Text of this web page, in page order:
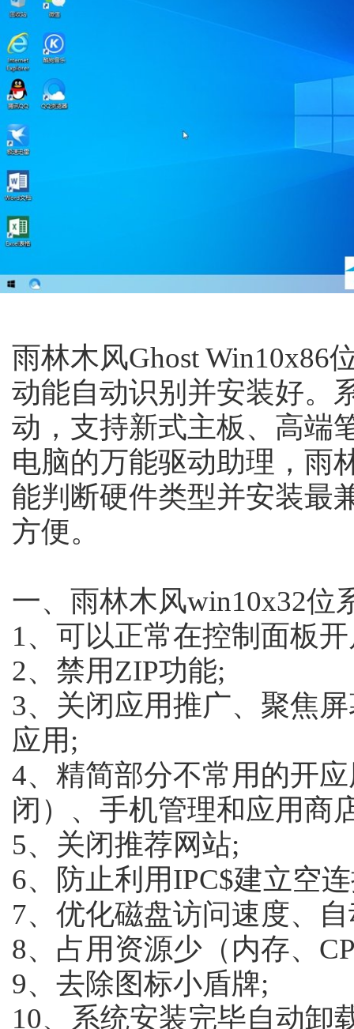
雨林木风Ghost Win10x86
动能自动识别并安装好。
动，支持新式主板、高端
电脑的万能驱动助理，雨
能判断硬件类型并安装最
方便。
一、雨林木风win10x32位
1、可以正常在控制面板
2、禁用ZIP功能;
3、关闭应用推广、聚焦
应用;
4、精简部分不常用的开
闭）、手机管理和应用商
5、关闭推荐网站;
6、防止利用IPC$建立空
7、优化磁盘访问速度、
8、占用资源少（内存、
9、去除图标小盾牌;
10、系统安装完毕自动卸